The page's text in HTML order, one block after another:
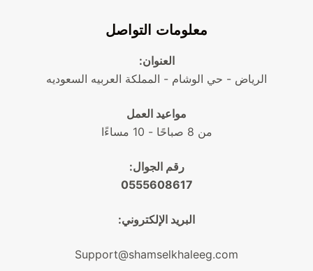
معلومات التواصل
العنوان:
الرياض - حي الوشام - المملكة العربيه السعوديه
مواعيد العمل
من 8 صباحًا - 10 مساءًا
رقم الجوال:
0555608617
البريد الإلكتروني:
Support@shamselkhaleeg.com